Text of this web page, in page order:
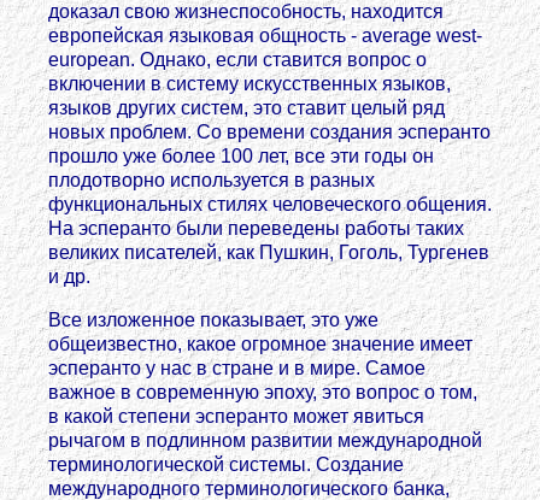
доказал свою жизнеспособность, находится
европейская языковая общность - average west-
european. Однако, если ставится вопрос о
включении в систему искусственных языков,
языков других систем, это ставит целый ряд
новых проблем. Со времени создания эсперанто
прошло уже более 100 лет, все эти годы он
плодотворно используется в разных
функциональных стилях человеческого общения.
На эсперанто были переведены работы таких
великих писателей, как Пушкин, Гоголь, Тургенев
и др.
Все изложенное показывает, это уже
общеизвестно, какое огромное значение имеет
эсперанто у нас в стране и в мире. Самое
важное в современную эпоху, это вопрос о том,
в какой степени эсперанто может явиться
рычагом в подлинном развитии международной
терминологической системы. Создание
международного терминологического банка,